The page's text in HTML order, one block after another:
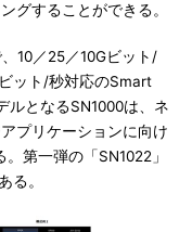
グすることができる。
10／25／10Gビット/
ット/秒対応のSmart
ルとなるSN1000は、ネ
プリケーションに向け
第一弾の「SN1022」
る。